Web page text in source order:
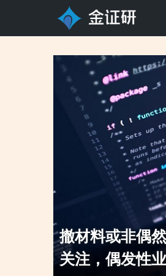
术研发能力引重点
升，创业板定位之